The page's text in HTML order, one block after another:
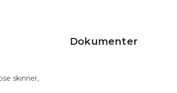
skinner,
Dokumenter